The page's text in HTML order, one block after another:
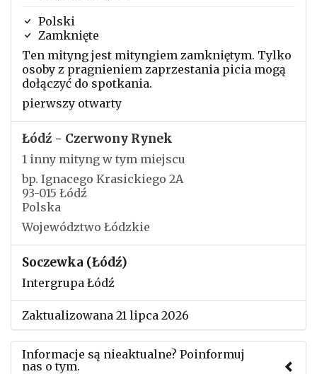
Polski
Zamknięte
Ten mityng jest mityngiem zamkniętym. Tylko
osoby z pragnieniem zaprzestania picia mogą
dołączyć do spotkania.
pierwszy otwarty
Łódź - Czerwony Rynek
1 inny mityng w tym miejscu
bp. Ignacego Krasickiego 2A
93-015 Łódź
Polska
Województwo Łódzkie
Soczewka (Łódź)
Intergrupa Łódź
Zaktualizowana 21 lipca 2026
Informacje są nieaktualne? Poinformuj
nas o tym.